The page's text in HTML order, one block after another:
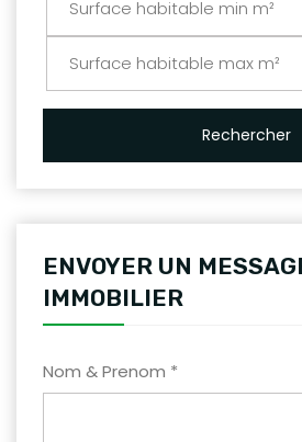
Rechercher
ENVOYER UN
IMMOBILIER
Nom & Prenom *